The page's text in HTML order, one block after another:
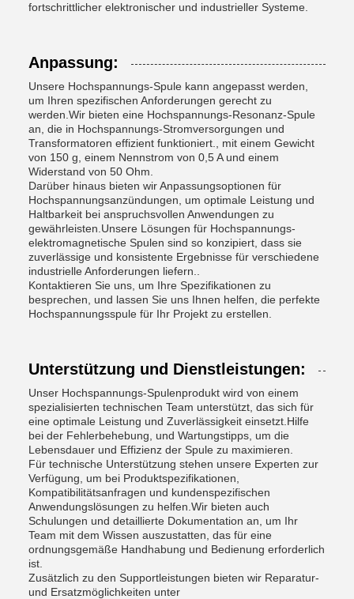
fortschrittlicher elektronischer und industrieller Systeme.
Anpassung:
Unsere Hochspannungs-Spule kann angepasst werden,
um Ihren spezifischen Anforderungen gerecht zu
werden.Wir bieten eine Hochspannungs-Resonanz-Spule
an, die in Hochspannungs-Stromversorgungen und
Transformatoren effizient funktioniert., mit einem Gewicht
von 150 g, einem Nennstrom von 0,5 A und einem
Widerstand von 50 Ohm.
Darüber hinaus bieten wir Anpassungsoptionen für
Hochspannungsanzündungen, um optimale Leistung und
Haltbarkeit bei anspruchsvollen Anwendungen zu
gewährleisten.Unsere Lösungen für Hochspannungs-
elektromagnetische Spulen sind so konzipiert, dass sie
zuverlässige und konsistente Ergebnisse für verschiedene
industrielle Anforderungen liefern..
Kontaktieren Sie uns, um Ihre Spezifikationen zu
besprechen, und lassen Sie uns Ihnen helfen, die perfekte
Hochspannungsspule für Ihr Projekt zu erstellen.
Unterstützung und Dienstleistungen:
Unser Hochspannungs-Spulenprodukt wird von einem
spezialisierten technischen Team unterstützt, das sich für
eine optimale Leistung und Zuverlässigkeit einsetzt.Hilfe
bei der Fehlerbehebung, und Wartungstipps, um die
Lebensdauer und Effizienz der Spule zu maximieren.
Für technische Unterstützung stehen unsere Experten zur
Verfügung, um bei Produktspezifikationen,
Kompatibilitätsanfragen und kundenspezifischen
Anwendungslösungen zu helfen.Wir bieten auch
Schulungen und detaillierte Dokumentation an, um Ihr
Team mit dem Wissen auszustatten, das für eine
ordnungsgemäße Handhabung und Bedienung erforderlich
ist.
Zusätzlich zu den Supportleistungen bieten wir Reparatur-
und Ersatzmöglichkeiten unter